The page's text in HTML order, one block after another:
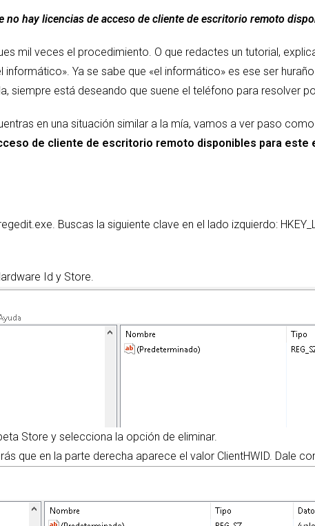
no hay licencias de acceso de cliente de escritorio remoto
mil veces el procedimiento. O que redactes un tutorial,
Ya se sabe que «el informático» es ese ser
siempre está deseando que suene el teléfono para resolver
en una situación similar a la mía, vamos a ver paso
de cliente de escritorio remoto disponibles para este
Buscas la siguiente clave en el lado izquierdo:
Id y Store.
Store y selecciona la opción de eliminar.
que en la parte derecha aparece el valor ClientHWID. Dale